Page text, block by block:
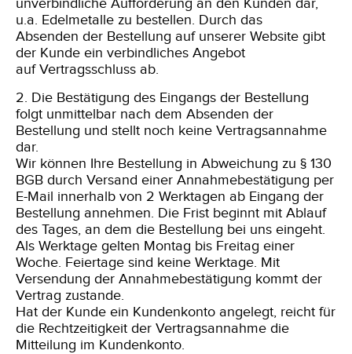
unverbindliche Aufforderung an den Kunden dar,
u.a. Edelmetalle zu bestellen. Durch das
Absenden der Bestellung auf unserer Website gibt
der Kunde ein verbindliches Angebot
auf Vertragsschluss ab.
2. Die Bestätigung des Eingangs der Bestellung
folgt unmittelbar nach dem Absenden der
Bestellung und stellt noch keine Vertragsannahme
dar.
Wir können Ihre Bestellung in Abweichung zu § 130
BGB durch Versand einer Annahmebestätigung per
E-Mail innerhalb von 2 Werktagen ab Eingang der
Bestellung annehmen. Die Frist beginnt mit Ablauf
des Tages, an dem die Bestellung bei uns eingeht.
Als Werktage gelten Montag bis Freitag einer
Woche. Feiertage sind keine Werktage. Mit
Versendung der Annahmebestätigung kommt der
Vertrag zustande.
Hat der Kunde ein Kundenkonto angelegt, reicht für
die Rechtzeitigkeit der Vertragsannahme die
Mitteilung im Kundenkonto.